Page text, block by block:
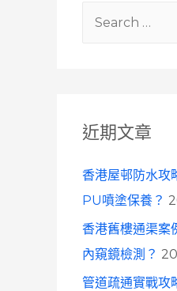
h
近期文章
香港屋邨防水攻
PU噴塗保養？
香港舊樓通渠案
內窺鏡檢測？
管道疏通實戰攻